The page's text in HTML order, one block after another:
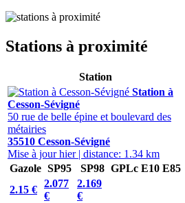
Stations à proximité
Station
Station à
Cesson-Sévigné
50 rue de belle épine et boulevard des
métairies
35510 Cesson-Sévigné
Mise à jour hier | distance: 1.34 km
Gazole SP95 SP98 GPLc E10 E85
2.15 €
2.077
€
2.169
€